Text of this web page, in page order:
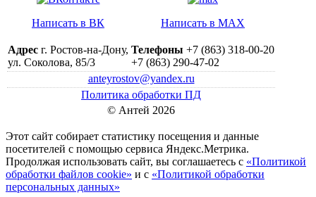
Написать в ВК Написать в MAX
Адрес г. Ростов-на-Дону,
ул. Соколова, 85/3
Телефоны +7 (863) 318-00-20
+7 (863) 290-47-02
anteyrostov@yandex.ru
Политика обработки ПД
© Антей 2026
Этот сайт собирает статистику посещения и данные
посетителей c помощью сервиса Яндекс.Метрика.
Продолжая использовать сайт, вы соглашаетесь с «Политикой
обработки файлов cookie» и с «Политикой обработки
персональных данных»